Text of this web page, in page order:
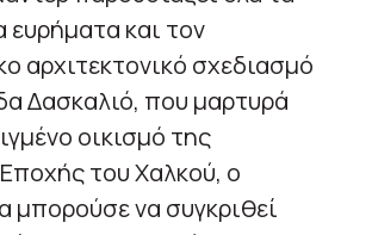
ευρήματα και τον
αρχιτεκτονικό σχεδιασμό
Δασκαλιό, που μαρτυρά
οικισμό της
του Χαλκού, ο
μπορούσε να συγκριθεί